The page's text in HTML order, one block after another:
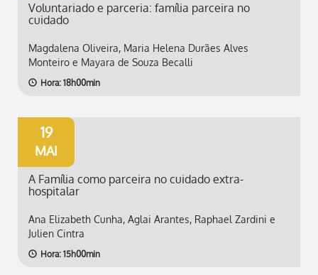
Voluntariado e parceria: família parceira no
cuidado
Magdalena Oliveira, Maria Helena Durães Alves
Monteiro e Mayara de Souza Becalli
Hora: 18h00min
19
MAI
A Família como parceira no cuidado extra-
hospitalar
Ana Elizabeth Cunha, Aglai Arantes, Raphael Zardini e
Julien Cintra
Hora: 15h00min